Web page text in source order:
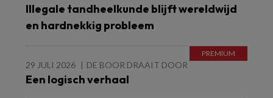
Illegale tandheelkunde blijft wereldwijd
en hardnekkig probleem
29 JULI 2026 DE BOOR DRAAIT DOOR
Een logisch verhaal